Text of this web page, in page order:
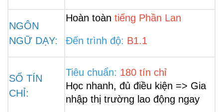
NGÔN
NGỮ DẠY:
Hoàn toàn tiếng Phần Lan
Đến trình độ: B1.1
SỐ TÍN
CHỈ:
Tiêu chuẩn: 180 tín chỉ
Học nhanh, đủ điều kiện => Gia
nhập thị trường lao động ngay